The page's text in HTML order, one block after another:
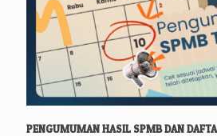
PENGUMUMAN HASIL SPMB DAN